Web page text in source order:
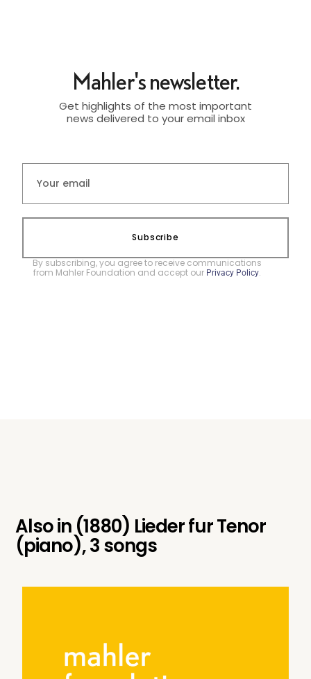
Mahler's newsletter.
Get highlights of the most important
news delivered to your email inbox
Subscribe
By subscribing, you agree to receive communications
from Mahler Foundation and accept our Privacy Policy.
Also in (1880) Lieder fur Tenor
(piano), 3 songs